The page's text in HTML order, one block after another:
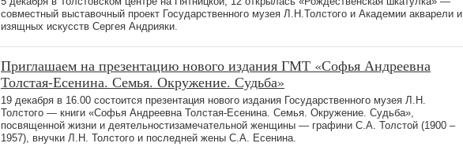
совместный выставочный проект Государственного музея Л.Н.Толстого и Академии акварели и
изящных искусств Сергея Андрияки.
Приглашаем на презентацию нового издания ГМТ «Софья Андреевна
Толстая-Есенина. Семья. Окружение. Судьба»
19 декабря в 16.00 состоится презентация нового издания Государственного музея Л.Н.
Толстого — книги «Софья Андреевна Толстая-Есенина. Семья. Окружение. Судьба»,
посвященной жизни и деятельностизамечательной женщины — графини С.А. Толстой (1900 –
1957), внучки Л.Н. Толстого и последней жены С.А. Есенина.